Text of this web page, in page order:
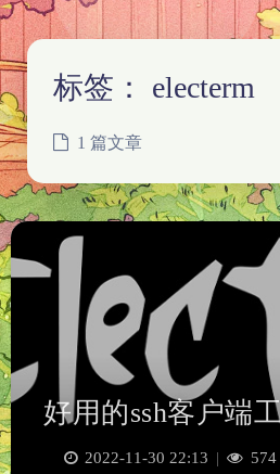
标签： electerm
1 篇文章
好用的ssh客户端
2022-11-30 22:13 | 574